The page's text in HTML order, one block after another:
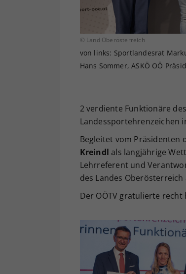
© Land Oberösterreich
von links: Sportlandesrat
Hans Sommer, ASKÖ OÖ
2 verdiente Funktionäre
Landessportehrenzeichen
Begleitet vom Präsidenten
Kreindl als langjährige
Lehrreferent und
des Landes
Der OÖTV gratulierte recht